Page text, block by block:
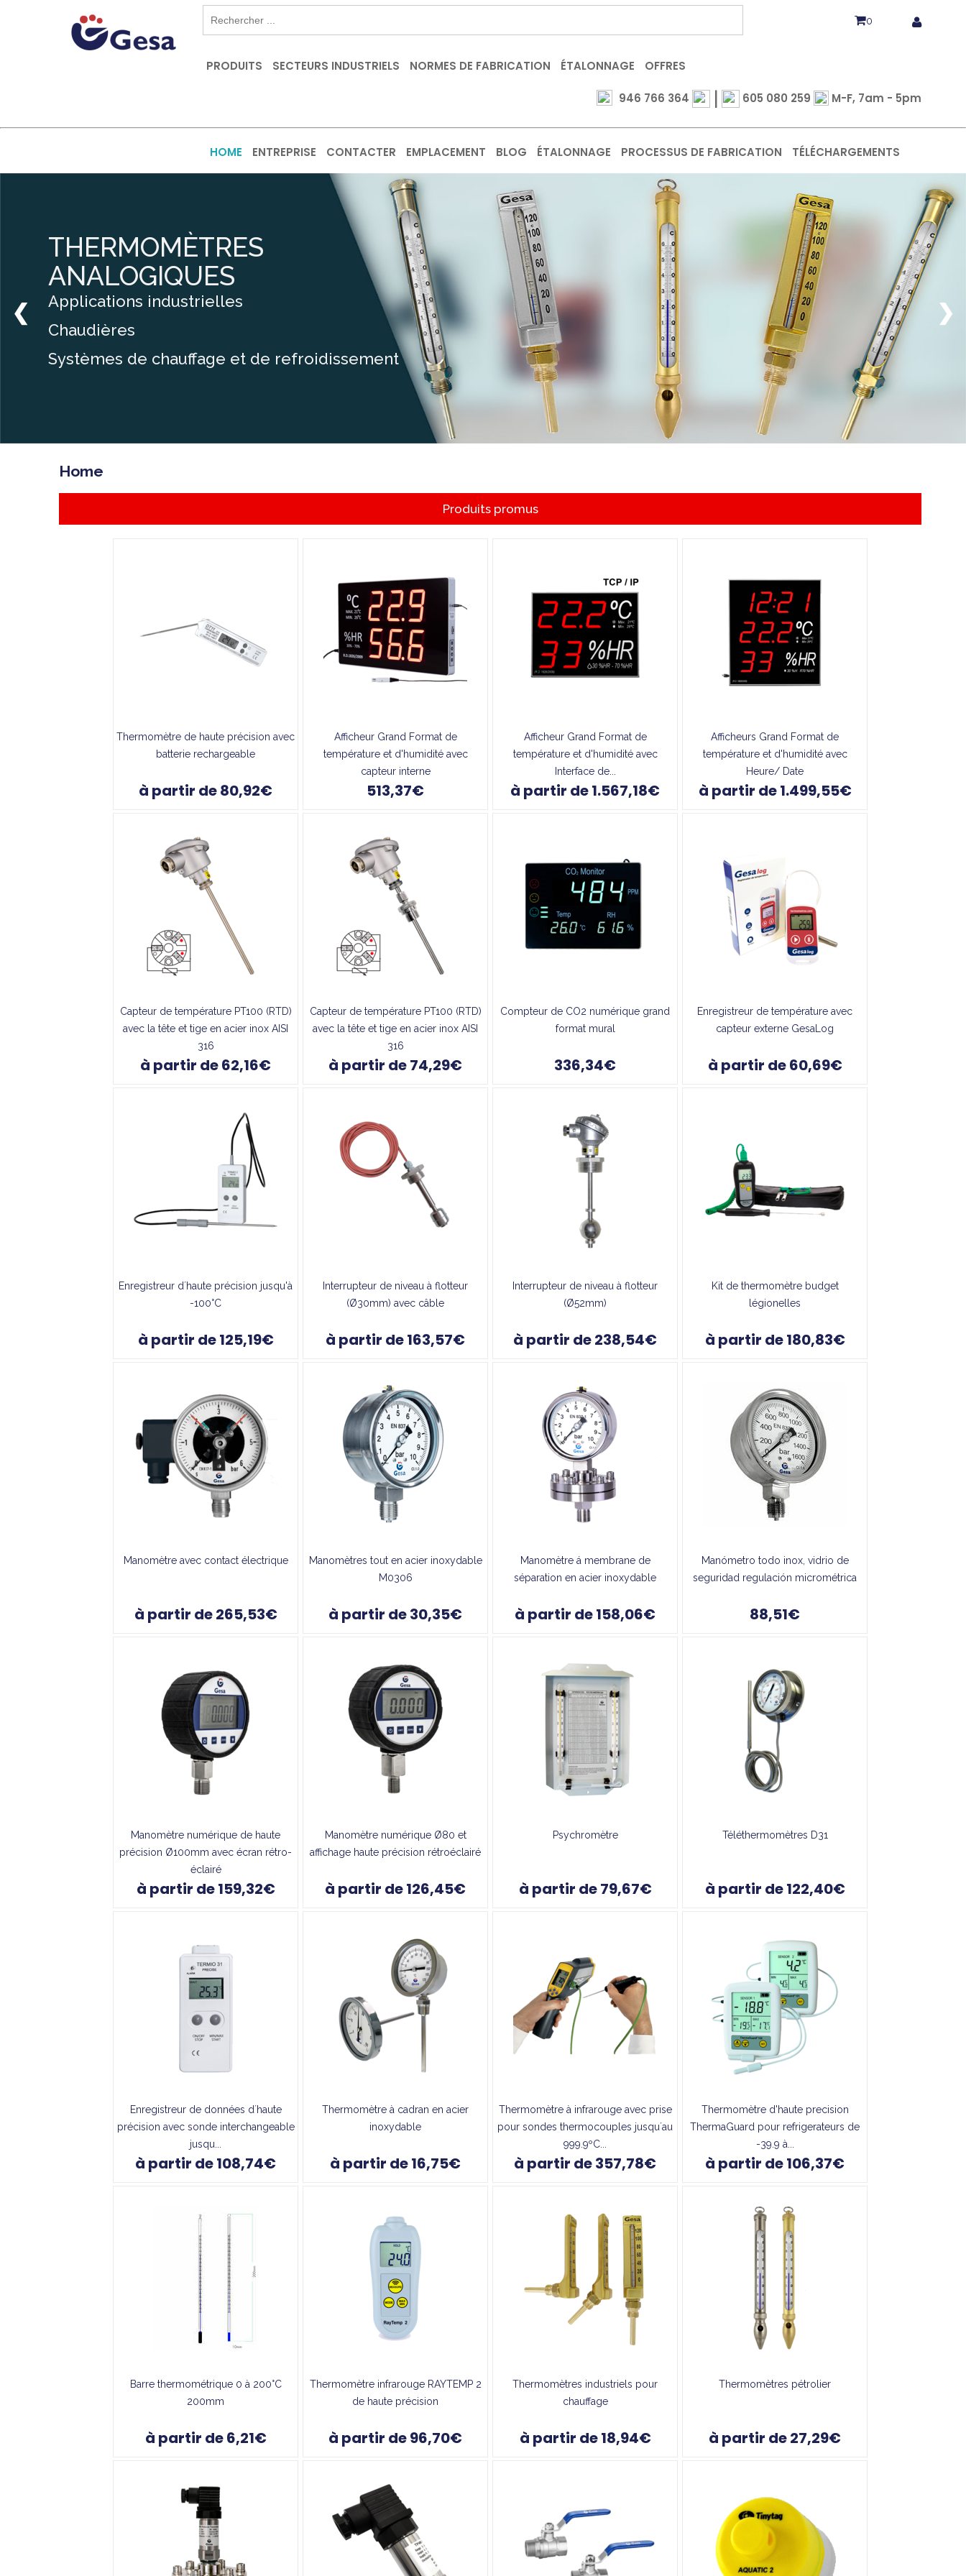
0
PRODUITS SECTEURS INDUSTRIELS NORMES DE FABRICATION ÉTALONNAGE OFFRES
946 766 364 | 605 080 259 M-F, 7am - 5pm
HOME ENTREPRISE CONTACTER EMPLACEMENT BLOG ÉTALONNAGE PROCESSUS DE FABRICATION TÉLÉCHARGEMENTS
THERMOMÈTRES
ANALOGIQUES
Applications industrielles
Chaudières
Systèmes de chauffage et de refroidissement
❮ ❯
Home
Produits promus
Thermomètre de haute précision avec
batterie rechargeable
à partir de 80,92€
Afficheur Grand Format de
température et d'humidité avec
capteur interne
513,37€
Afficheur Grand Format de
température et d'humidité avec
Interface de...
à partir de 1.567,18€
Afficheurs Grand Format de
température et d'humidité avec
Heure/ Date
à partir de 1.499,55€
Capteur de température PT100 (RTD)
avec la tête et tige en acier inox AISI
316
à partir de 62,16€
Capteur de température PT100 (RTD)
avec la tête et tige en acier inox AISI
316
à partir de 74,29€
Compteur de CO2 numérique grand
format mural
336,34€
Enregistreur de température avec
capteur externe GesaLog
à partir de 60,69€
Enregistreur d´haute précision jusqu'à
-100°C
à partir de 125,19€
Interrupteur de niveau à flotteur
(Ø30mm) avec câble
à partir de 163,57€
Interrupteur de niveau à flotteur
(Ø52mm)
à partir de 238,54€
Kit de thermomètre budget
légionelles
à partir de 180,83€
Manomètre avec contact électrique
à partir de 265,53€
Manomètres tout en acier inoxydable
M0306
à partir de 30,35€
Manomètre á membrane de
séparation en acier inoxydable
à partir de 158,06€
Manómetro todo inox, vidrio de
seguridad regulación micrométrica
88,51€
Manomètre numérique de haute
précision Ø100mm avec écran rétro-
éclairé
à partir de 159,32€
Manomètre numérique Ø80 et
affichage haute précision rétroéclairé
à partir de 126,45€
Psychromètre
à partir de 79,67€
Téléthermomètres D31
à partir de 122,40€
Enregistreur de données d´haute
précision avec sonde interchangeable
jusqu...
à partir de 108,74€
Thermomètre à cadran en acier
inoxydable
à partir de 16,75€
Thermomètre à infrarouge avec prise
pour sondes thermocouples jusqu´au
999.9ºC...
à partir de 357,78€
Thermomètre d'haute precision
ThermaGuard pour refrigerateurs de
-39.9 à...
à partir de 106,37€
Barre thermométrique 0 à 200°C
200mm
à partir de 6,21€
Thermomètre infrarouge RAYTEMP 2
de haute précision
à partir de 96,70€
Thermomètres industriels pour
chauffage
à partir de 18,94€
Thermomètres pétrolier
à partir de 27,29€